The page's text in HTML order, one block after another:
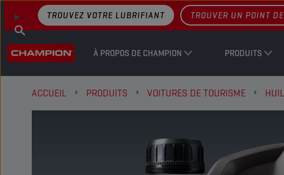
À PROPOS DE CHAMPION PRODUITS
TROUVEZ VOTRE LUBRIFIANT TROUVER UN POINT
ACCUEIL PRODUITS VOITURES DE TOURISME